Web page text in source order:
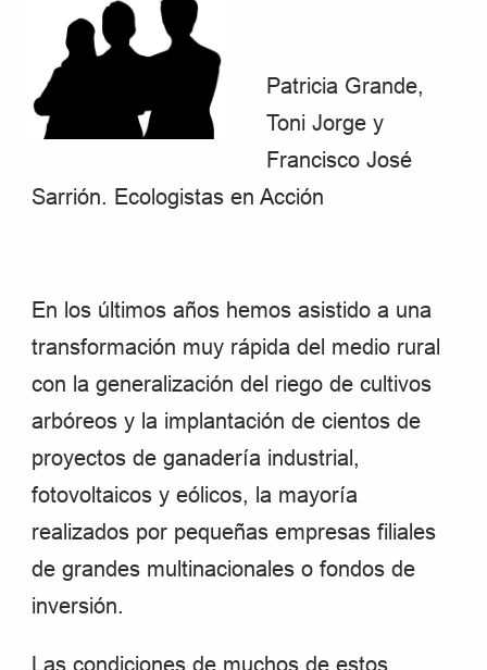
Patricia Grande,
Toni Jorge y
Francisco José
Sarrión. Ecologistas en Acción
En los últimos años hemos asistido a una
transformación muy rápida del medio rural
con la generalización del riego de cultivos
arbóreos y la implantación de cientos de
proyectos de ganadería industrial,
fotovoltaicos y eólicos, la mayoría
realizados por pequeñas empresas filiales
de grandes multinacionales o fondos de
inversión.
Las condiciones de muchos de estos